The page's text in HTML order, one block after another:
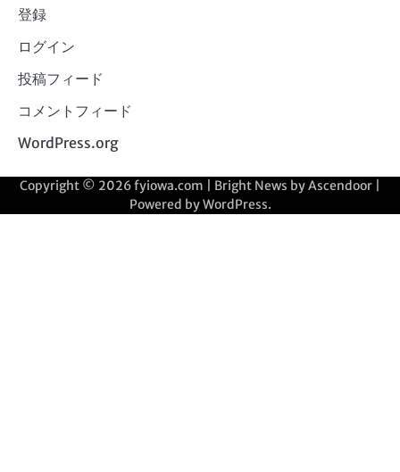
登録
ログイン
投稿フィード
コメントフィード
WordPress.org
Copyright © 2026fyiowa.com | Bright News byAscendoor
Powered byWordPress.